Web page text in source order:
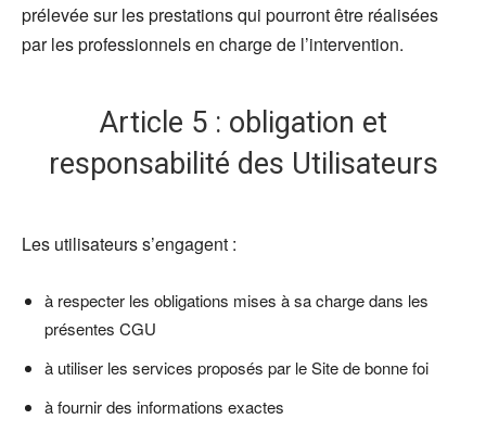
prélevée sur les prestations qui pourront être réalisées
par les professionnels en charge de l’intervention.
Article 5 : obligation et
responsabilité des Utilisateurs
Les utilisateurs s’engagent :
à respecter les obligations mises à sa charge dans les
présentes CGU
à utiliser les services proposés par le Site de bonne foi
à fournir des informations exactes